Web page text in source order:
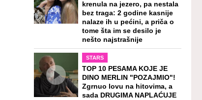
krenula na jezero, pa nestala
bez traga: 2 godine kasnije
nalaze ih u pećini, a priča o
tome šta im se desilo je
nešto najstrašnije
STARS
TOP 10 PESAMA KOJE JE
DINO MERLIN "POZAJMIO"!
Zgrnuo lovu na hitovima, a
sada DRUGIMA NAPLAĆUJE